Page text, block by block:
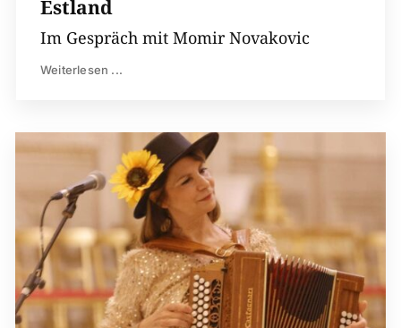
Estland
Im Gespräch mit Momir Novakovic
Weiterlesen ...